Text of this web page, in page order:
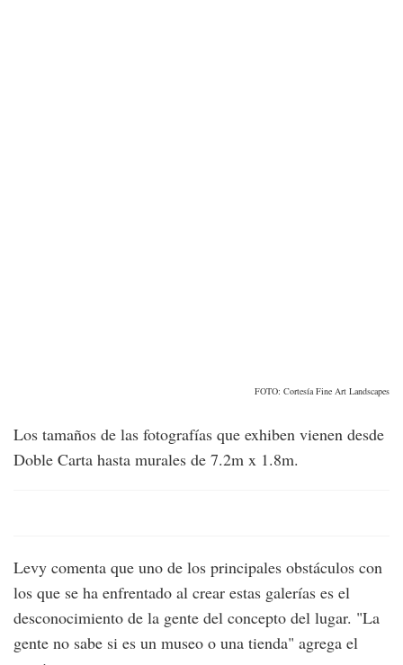
FOTO: Cortesía Fine Art Landscapes
Los tamaños de las fotografías que exhiben vienen desde
Doble Carta hasta murales de 7.2m x 1.8m.
Levy comenta que uno de los principales obstáculos con
los que se ha enfrentado al crear estas galerías es el
desconocimiento de la gente del concepto del lugar. "La
gente no sabe si es un museo o una tienda" agrega el